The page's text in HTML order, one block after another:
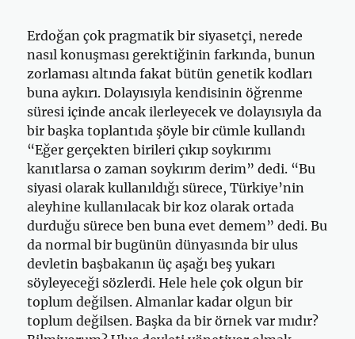
Erdoğan çok pragmatik bir siyasetçi, nerede
nasıl konuşması gerektiğinin farkında, bunun
zorlaması altında fakat bütün genetik kodları
buna aykırı. Dolayısıyla kendisinin öğrenme
süresi içinde ancak ilerleyecek ve dolayısıyla da
bir başka toplantıda şöyle bir cümle kullandı
“Eğer gerçekten birileri çıkıp soykırımı
kanıtlarsa o zaman soykırım derim” dedi. “Bu
siyasi olarak kullanıldığı sürece, Türkiye’nin
aleyhine kullanılacak bir koz olarak ortada
durduğu sürece ben buna evet demem” dedi. Bu
da normal bir bugünün dünyasında bir ulus
devletin başbakanın üç aşağı beş yukarı
söyleyeceği sözlerdi. Hele hele çok olgun bir
toplum değilsen. Almanlar kadar olgun bir
toplum değilsen. Başka da bir örnek var mıdır?